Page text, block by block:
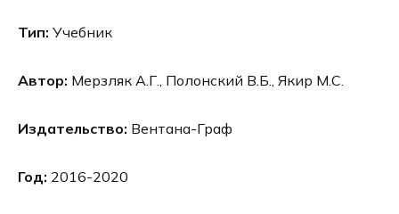
Тип: Учебник
Автор: Мерзляк А.Г., Полонский В.Б., Якир М.С.
Издательство: Вентана-Граф
Год: 2016-2020